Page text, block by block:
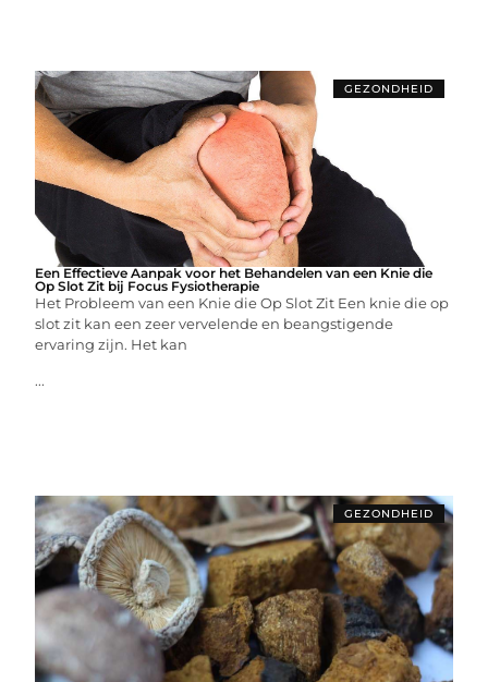
GEZONDHEID
Een Effectieve Aanpak voor het Behandelen van een Knie die
Op Slot Zit bij Focus Fysiotherapie
Het Probleem van een Knie die Op Slot Zit Een knie die op
slot zit kan een zeer vervelende en beangstigende
ervaring zijn. Het kan
...
GEZONDHEID